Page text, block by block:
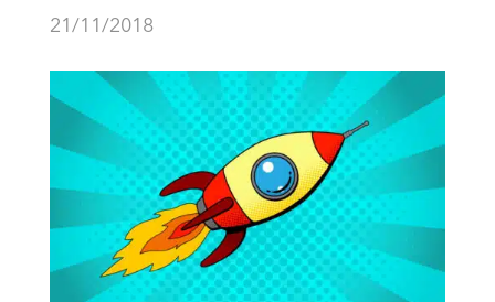
21/11/2018